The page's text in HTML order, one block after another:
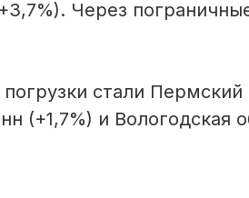
Через
стали
(+1,7%) и